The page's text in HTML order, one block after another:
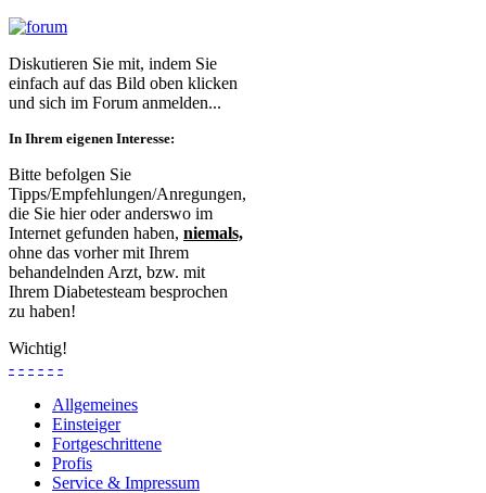
Diskutieren Sie mit, indem Sie
einfach auf das Bild oben klicken
und sich im Forum anmelden...
In Ihrem eigenen Interesse:
Bitte befolgen Sie
Tipps/Empfehlungen/Anregungen,
die Sie hier oder anderswo im
Internet gefunden haben, niemals,
ohne das vorher mit Ihrem
behandelnden Arzt, bzw. mit
Ihrem Diabetesteam besprochen
zu haben!
Wichtig!
- - - - - -
Allgemeines
Einsteiger
Fortgeschrittene
Profis
Service & Impressum